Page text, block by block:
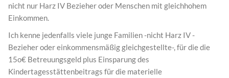
nicht nur Harz IV Bezieher oder Menschen mit gleichhohem
Einkommen.
Ich kenne jedenfalls viele junge Familien -nicht Harz IV -
Bezieher oder einkommensmäßig gleichgestellte-, für die die
15o€ Betreuungsgeld plus Einsparung des
Kindertagesstättenbeitrags für die materielle